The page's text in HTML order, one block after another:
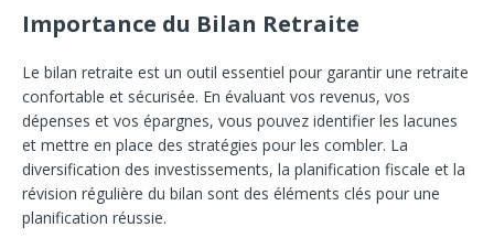
Importance du Bilan Retraite
Le bilan retraite est un outil essentiel pour garantir une retraite
confortable et sécurisée. En évaluant vos revenus, vos
dépenses et vos épargnes, vous pouvez identifier les lacunes
et mettre en place des stratégies pour les combler. La
diversification des investissements, la planification fiscale et la
révision régulière du bilan sont des éléments clés pour une
planification réussie.